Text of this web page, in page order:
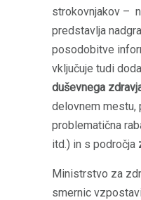
strokovnjakov –
predstavlja
posodobitve
vključuje tudi
duševnega
delovnem mestu,
problematična
itd.) in s področja
Ministrstvo za
smernic